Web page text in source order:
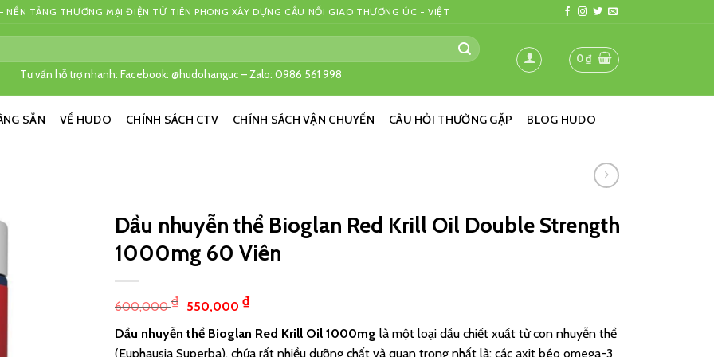
NỀN TẢNG THƯƠNG MẠI ĐIỆN TỬ TIÊN PHONG XÂY DỰNG CẦU NỐI GIAO THƯƠNG ÚC - VIỆT
Tư vấn hỗ trợ nhanh: Facebook: @hudohanguc – Zalo: 0986 561 998
0₫
SẴN VỀ HUDO CHÍNH SÁCH CTV CHÍNH SÁCH VẬN CHUYỂN CÂU HỎI THƯỜNG GẶP BLOG HUDO
Dầu nhuyễn thể Bioglan Red Krill Oil Double Strength
1000mg 60 Viên
600,000₫ 550,000 ₫
Dầu nhuyễn thể Bioglan Red Krill Oil 1000mg là một loại dầu chiết xuất từ con nhuyễn thể
(Euphausia Superba), chứa rất nhiều dưỡng chất và quan trọng nhất là: các axit béo omega-3